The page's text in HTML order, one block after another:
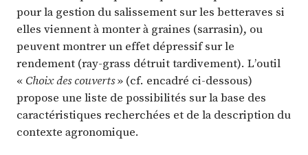
pour la gestion du salissement sur les betteraves si
elles viennent à monter à graines (sarrasin), ou
peuvent montrer un effet dépressif sur le
rendement (ray-grass détruit tardivement). L’outil
« Choix des couverts» (cf. encadré ci-dessous)
propose une liste de possibilités sur la base des
caractéristiques recherchées et de la description du
contexte agronomique.